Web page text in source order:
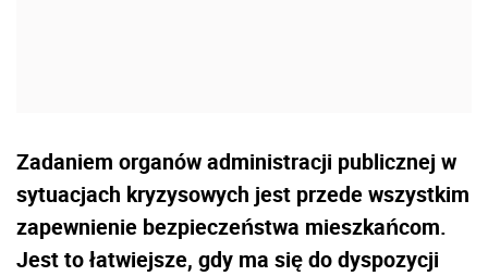
Zadaniem organów administracji publicznej w
sytuacjach kryzysowych jest przede wszystkim
zapewnienie bezpieczeństwa mieszkańcom.
Jest to łatwiejsze, gdy ma się do dyspozycji